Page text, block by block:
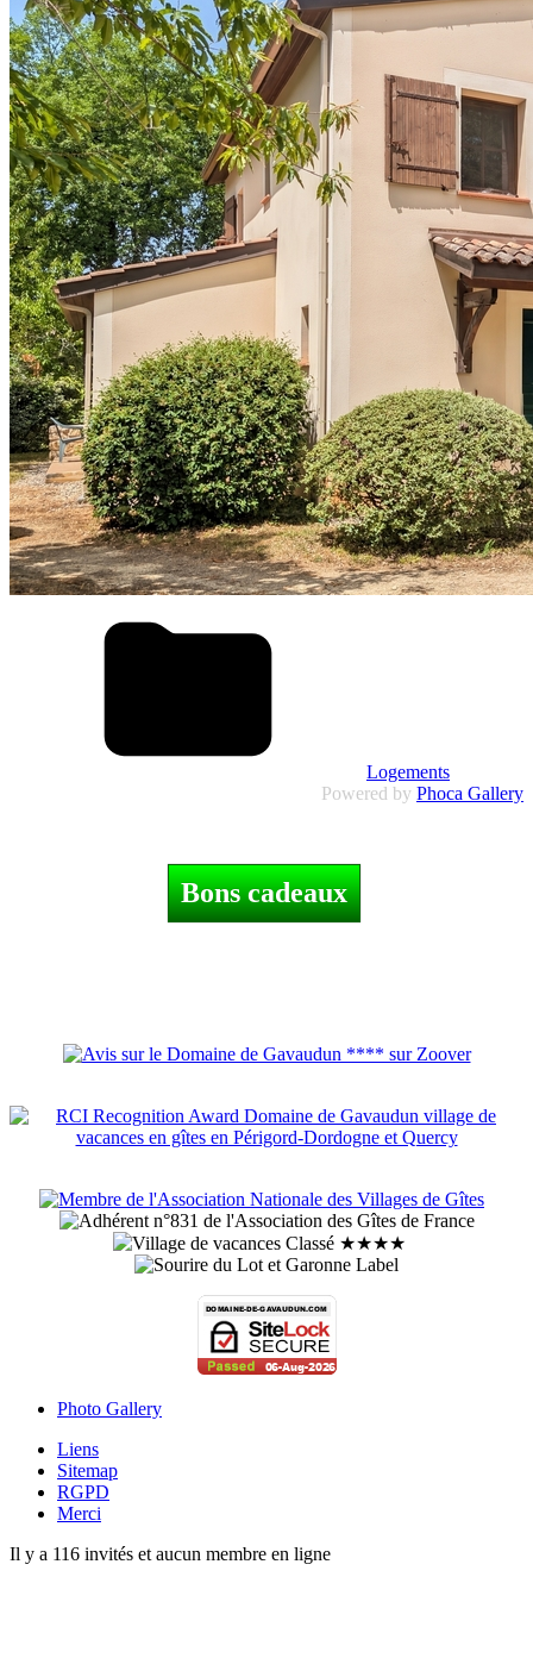
Logements
Powered by Phoca Gallery
Photo Gallery
Liens
Sitemap
RGPD
Merci
Il y a 116 invités et aucun membre en ligne